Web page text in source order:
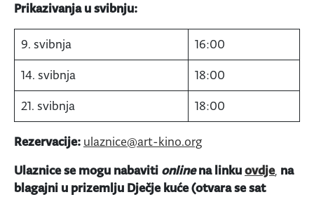
Prikazivanja u svibnju:
9. svibnja
16:00
14. svibnja
18:00
21. svibnja
18:00
Rezervacije: ulaznice@art-kino.org
Ulaznice se mogu nabaviti onlinena linkuovdje, na
blagajni u prizemlju Dječje kuće (otvara se sat